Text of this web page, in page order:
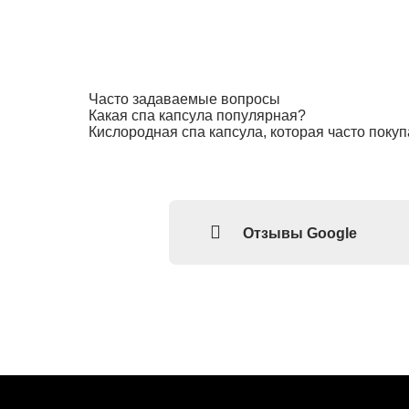
Часто задаваемые вопросы
Какая спа капсула популярная?
Кислородная спа капсула, которая часто
Отзывы Google